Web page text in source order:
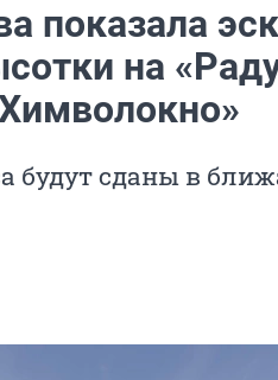
показала
на
будут сданы в